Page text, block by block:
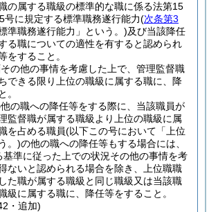
の属する職級の標準的な職に係る法第15
号に規定する標準職務遂行能力(次条第3
準職務遂行能力」という。)及び当該降任
る職についての適性を有すると認められ
をすること。
の他の事情を考慮した上で、管理監督職
できる限り上位の職級に属する職に、降
。
の職への降任等をする際に、当該職員が
監督職が属する職級より上位の職級に属
を占める職員(以下この号において「上位
。)の他の職への降任等もする場合には、
基準に従った上での状況その他の事情を考
ないと認められる場合を除き、上位職職
た職が属する職級と同じ職級又は当該職
級に属する職に、降任等をすること。
・追加)